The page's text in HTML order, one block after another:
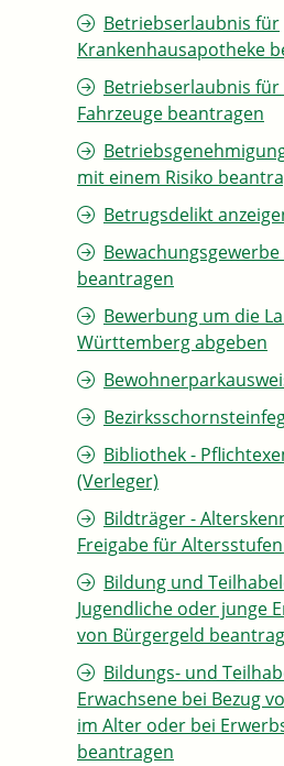
Betriebserlaubnis für
Krankenhausapotheke
Betriebserlaubnis
Fahrzeuge beantragen
mit einem Risiko
Betrugsdelikt
beantragen
Bewerbung um die
Württemberg abgeben
Bibliothek -
(Verleger)
Bildträger -
Freigabe für
Bildung und
Jugendliche oder junge
von Bürgergeld
Bildungs- und
Erwachsene bei Bezug
im Alter oder bei
beantragen